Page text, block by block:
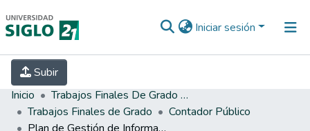
Iniciar sesión
Subir
INICIO EBOOK21
INVESTIGACIÓN
Inicio
Trabajos Finales De Grado Y Posgrado
Trabajos Finales de Grado
Contador Público